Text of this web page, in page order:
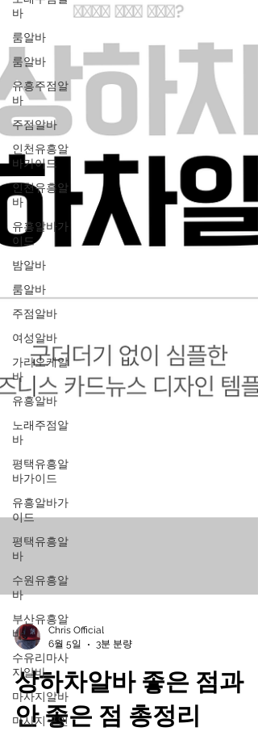
바
룸알바
룸알바
유흥주점알
바
주점알바
인천유흥알
바가이드
인천유흥알
바
유흥알바가
이드
밤알바
룸알바
주점알바
여성알바
가라오케알
바
유흥알바
노래주점알
바
평택유흥알
바가이드
유흥알바가
이드
평택유흥알
바
수원유흥알
바
부산유흥알
바
수유리마사
지알바
마사지알바
마사지구인
Chris Official
6월 5일
3분 분량
상하차알바 좋은 점과